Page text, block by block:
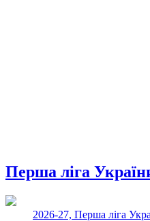
Перша ліга
2026-27, Перша ліга